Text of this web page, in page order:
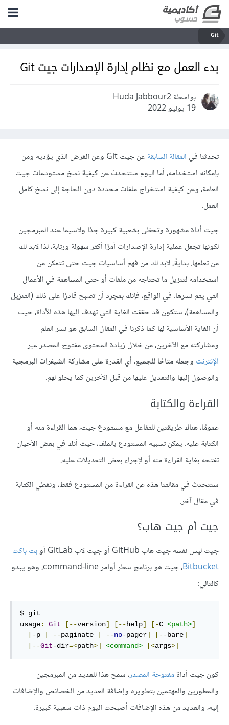
Git
بدء العمل مع نظام إدارة الإصدارات جيت Git
بواسطة Huda Jabbour2
19 يونيو 2022
تحدثنا في المقالة السابقة
عن جيت Git وعن الغرض الذي يؤديه ومن
بإمكانه استخدامه، أما اليوم سنتحدث عن كيفية نسخ مستودعات جيت
العامة، وعن كيفية استخراج ملفات محددة دون الحاجة إلى نسخ كامل
العمل.
جيت أداة مشهورة وتحظى بشعبية كبيرة جدًا ولاسيما عند المبرمجين
لكونها تجعل عملية إدارة الإصدارات أمرًا أكثر سهولة ورتابة، لذا لابد لك
من تعلمها. بدايةً، لابد لك من فهم أساسيات جيت حتى تتمكن من
استخدامه لتنزيل ما تحتاجه من ملفات أو حتى المساهمة في الأعمال
التي يتم نشرها. في الواقع، فإنك بمجرد أن تصبح قادرًا على ذلك (التنزيل
والمساهمة)، ستكون قد حققت الغاية التي تهدف إليها هذه الأداة، حيث
أن الغاية الأساسية لها كما ذكرنا في المقال السابق هو نشر العلم
ومشاركته مع الآخرين، من خلال زيادة المحتوى مفتوح المصدر عبر
الإنترنت وجعله متاحًا للجميع، أي القدرة على مشاركة الشيفرات البرمجية
والوصول إليها والتعديل عليها من قبل الآخرين كما يحلو لهم.
القراءة والكتابة
عمومًا، هناك طريقتين للتفاعل مع مستودع جيت، هما القراءة منه أو
الكتابة عليه. يمكن تشبيه المستودع بالملف، حيث أنك في بعض الأحيان
تفتحه بغاية القراءة منه أو لإجراء بعض التعديلات عليه.
سنتحدث في مقالتنا هذه عن القراءة من المستودع فقط، ونغطي الكتابة
في مقال آخر.
جيت أم جيت هاب؟
جيت ليس نفسه جيت هاب GitHub أو جيت لاب GitLab أو
بت باكت
Bitbucket
، جيت هو برنامج سطر أوامر command-line، وهو يبدو
كالتالي:
$ git
usage: Git [--version] [--help] [-C <path>]
[-p --paginate --no-pager] [--bare]
[--Git-dir=<path>] <command> [<args>]
كون جيت أداةمفتوحة المصدر، سمح هذا للعديد من المبرمجين
والمطورين والمهتمين بتطويره وإضافة العديد من الخصائص والإضافات
إليه، والعديد من هذه الإضافات أصبحت اليوم ذات شعبية كبيرة.